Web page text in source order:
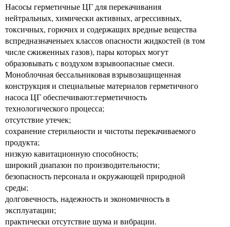
Насосы герметичные ЦГ для перекачивания
нейтральных, химически активных, агрессивных,
токсичных, горючих и содержащих вредные вещества
вспредназначеныех классов опасности жидкостей (в том
числе сжиженных газов), пары которых могут
образовывать с воздухом взрывоопасные смеси.
Моноблочная бессальниковая взрывозащищенная
конструкция и специальные материалов герметичного
насоса ЦГ обеспечивают:герметичность
технологического процесса;
отсутствие утечек;
сохранение стерильности и чистоты перекачиваемого
продукта;
низкую кавитационную способность;
широкий диапазон по производительности;
безопасность персонала и окружающей природной
среды;
долговечность, надежность и экономичность в
эксплуатации;
практически отсутствие шума и вибрации.